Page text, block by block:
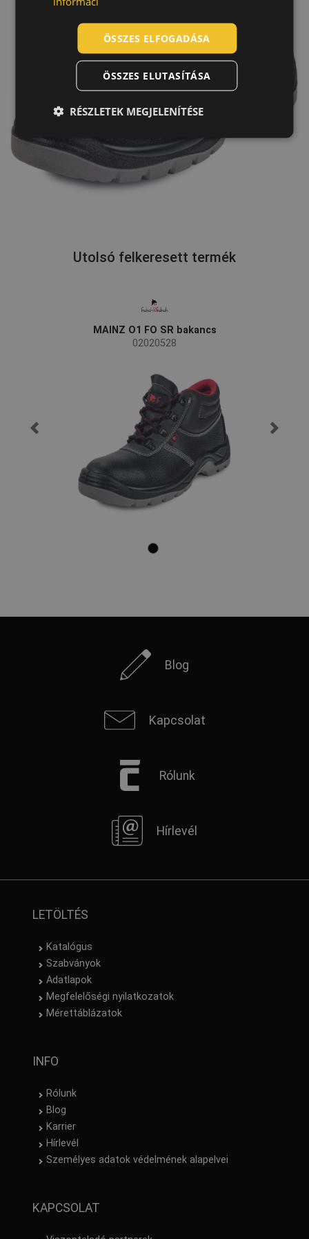
Utolsó felkeresett termék
MAINZ O1 FO SR bakancs
02020528
Blog
Kapcsolat
Rólunk
Hírlevél
LETÖLTÉS
Katalógus
Szabványok
Adatlapok
Megfelelőségi nyilatkozatok
Mérettáblázatok
INFO
Rólunk
Blog
Karrier
Hírlevél
Személyes adatok védelmének alapelvei
KAPCSOLAT
GERMAN
ÖSSZES ELFOGADÁSA
ÖSSZES ELUTASÍTÁSA
RÉSZLETEK MEGJELENÍTÉSE